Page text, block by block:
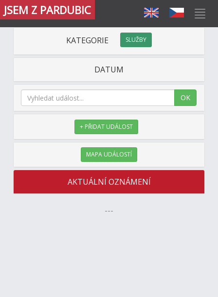
JSEM Z PARDUBIC
KATEGORIE SLUŽBY
DATUM
OK
+ PŘIDAT UDÁLOST
MAPA UDÁLOSTÍ
AKTUÁLNÍ OZNÁMENÍ
---